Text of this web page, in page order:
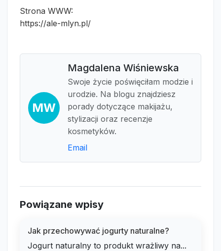
Strona WWW:
https://ale-mlyn.pl/
MW
Magdalena Wiśniewska
Swoje życie poświęciłam modzie i
urodzie. Na blogu znajdziesz
porady dotyczące makijażu,
stylizacji oraz recenzje
kosmetyków.
Email
Powiązane wpisy
Jak przechowywać jogurty naturalne?
Jogurt naturalny to produkt wrażliwy na...